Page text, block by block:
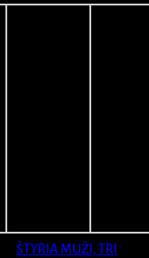
ŠTYRIA MUŽI, TRI